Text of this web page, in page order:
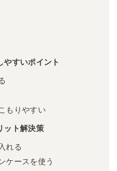
やすいポイント
もりやすい
ット解決策
れる
ケースを使う